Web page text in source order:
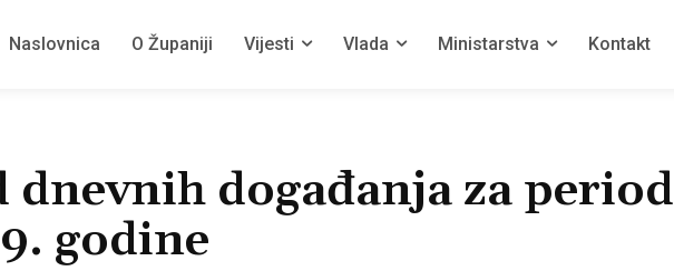
Naslovnica O Županiji Vijesti Vlada Ministarstva Kontakt
dnevnih događanja za period
godine